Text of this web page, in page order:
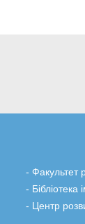
- Факультет
- Бiблiотека
- Центр